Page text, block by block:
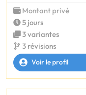
Montant privé
5 jours
3 variantes
3 révisions
Voir le profil